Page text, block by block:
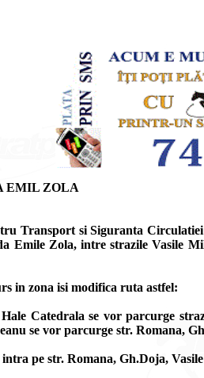
EMIL ZOLA
Transport si Siguranta
Zola, intre strazile Vasile
in zona isi modifica ruta astfel:
Catedrala se vor parcurge
se vor parcurge str. Romana,
pe str. Romana, Gh.Doja,